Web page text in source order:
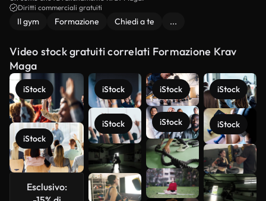
Diritti commerciali gratuiti
Il gym Formazione Chiedi a te ...
Video stock gratuiti correlati Formazione Krav
Maga
iStock
iStock
Esclusivo:
iStock
iStock
iStock
iStock
iStock
iStock
Scopri di
più